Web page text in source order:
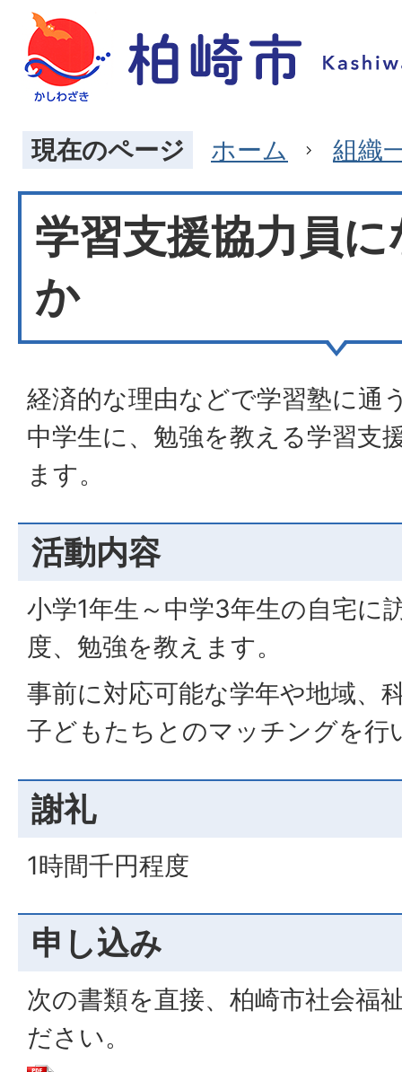
現在のページ ホーム 組織
学習支援協力員
か
経済的な理由などで学習塾に通
中学生に、勉強を教える学習支
ます。
活動内容
小学1年生～中学3年生の自宅に
度、勉強を教えます。
事前に対応可能な学年や地域、
子どもたちとのマッチングを行
謝礼
1時間千円程度
申し込み
次の書類を直接、柏崎市社会福
ださい。